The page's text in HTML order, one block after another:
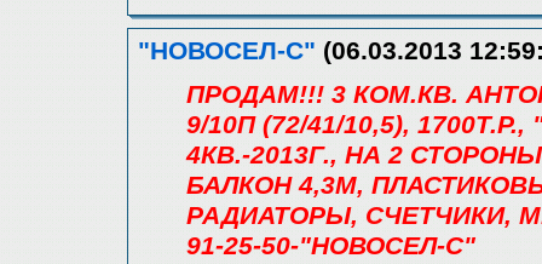
"НОВОСЕЛ-С" (06.03.2013
ПРОДАМ!!! 3 КОМ.КВ.
9/10П (72/41/10,5),
4КВ.-2013Г., НА 2
БАЛКОН 4,3М,
РАДИАТОРЫ, СЧЕТЧИКИ,
91-25-50-"НОВОСЕЛ-С"